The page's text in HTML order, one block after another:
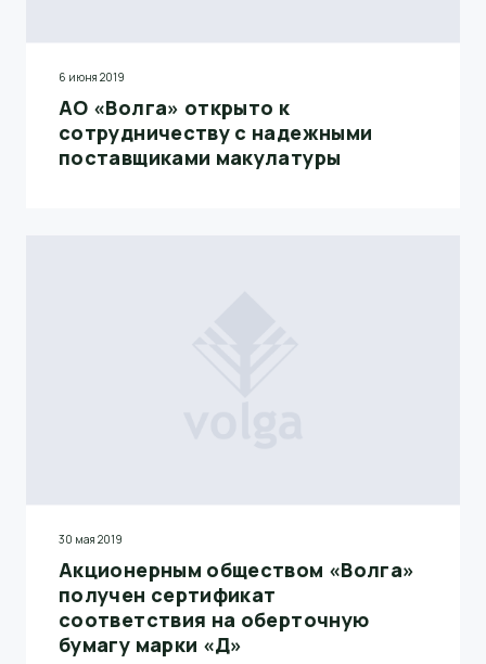
6 июня 2019
АО «Волга» открыто к
сотрудничеству с надежными
поставщиками макулатуры
30 мая 2019
Акционерным обществом «Волга»
получен сертификат
соответствия на оберточную
бумагу марки «Д»